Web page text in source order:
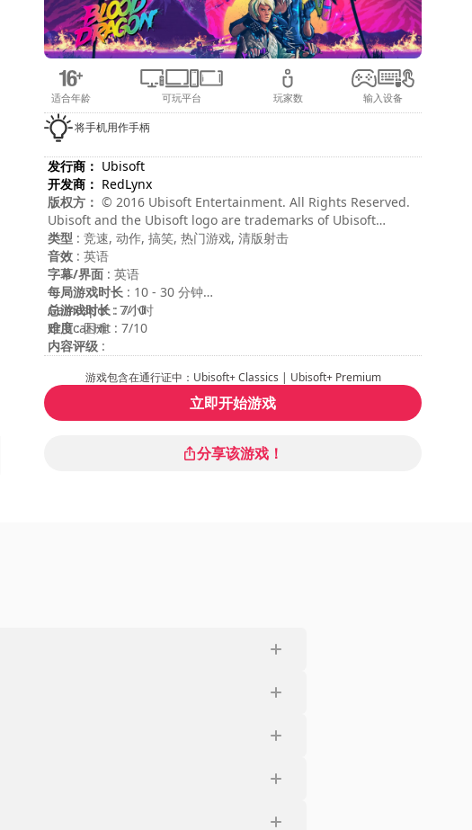
适合年龄 可玩平台 玩家数 输入设备
将手机用作手柄
发行商： Ubisoft
开发商： RedLynx
版权方： © 2016 Ubisoft Entertainment. All Rights Reserved.
Ubisoft and the Ubisoft logo are trademarks of Ubisoft
Entertainment in the US and/or other countries. Trials is a
trademark of RedLynx in the US and/or other countries.
RedLynx is a Ubisoft Entertainment company.
类型 : 竞速, 动作, 搞笑, 热门游戏, 清版射击
音效 : 英语
字幕/界面 : 英语
每局游戏时长 : 10 - 30 分钟
总游戏时长: 7小时
难度: 困难
内容评级 :
Gamespot : 7/10
Critical Hit : 7/10
游戏包含在通行证中：Ubisoft+ Classics | Ubisoft+ Premium
立即开始游戏
分享该游戏！